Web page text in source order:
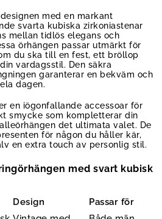
med en markant
svarta kubiska zirkoniastenar
mellan tidlös elegans och
örhängen passar utmärkt för
du ska till en fest, ett bröllop
vardagsstil. Den säkra
garanterar en bekväm och
dagen.
en iögonfallande accessoar för
smycke som kompletterar din
det ultimata valet. De
för någon du håller kär,
en extra touch av personlig stil.
med svart kubisk
Design
Passar för